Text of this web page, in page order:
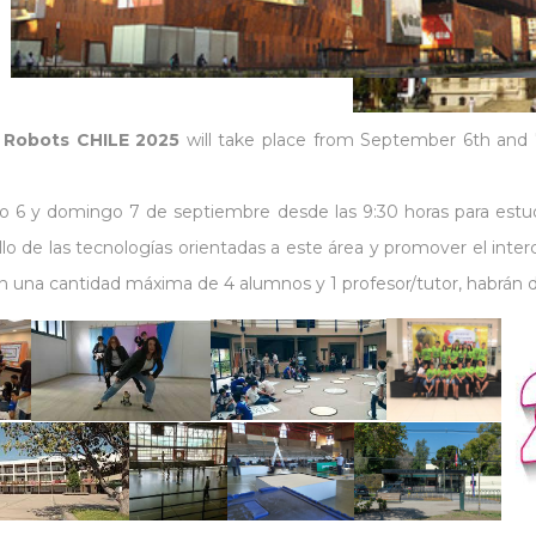
CHILE 2025 will take place from September 6th
6 y domingo 7 de septiembre desde las 9:30 horas para
de las tecnologías orientadas a este área y promover el
una cantidad máxima de 4 alumnos y 1 profesor/tutor, habrán